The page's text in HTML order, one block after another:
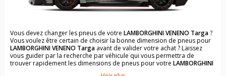
Vous devez changer les pneus de votre LAMBORGHINI VENENO Targa?
Vous voulez être certain de choisir la bonne dimension de pneus pour
LAMBORGHINI VENENO Targa avant de valider votre achat ? Laissez
vous guider par la recherche par véhicule qui vous permettra de
trouver rapidement les dimensions de pneus pour votre LAMBORGHINI